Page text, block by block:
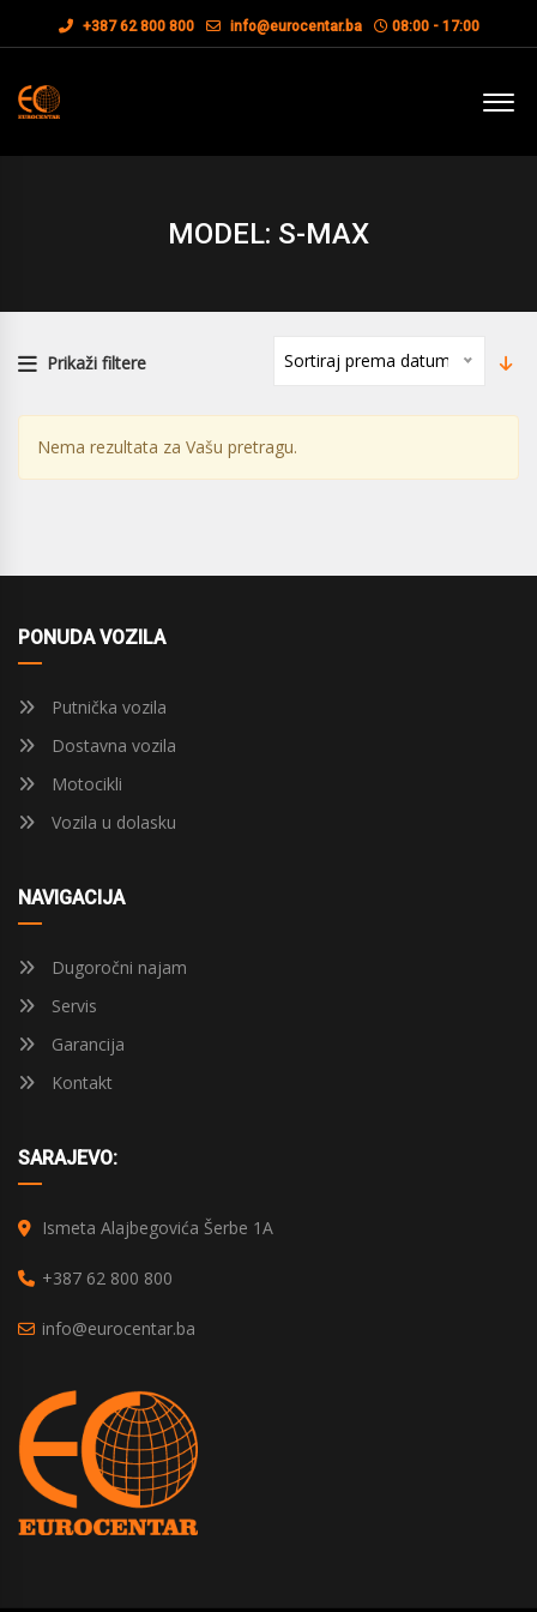
+387 62 800 800 info@eurocentar.ba 08:00 - 17:00
MODEL: S-MAX
Prikaži filtere Sortiraj prema datumu
Nema rezultata za Vašu pretragu.
PONUDA VOZILA
Putnička vozila
Dostavna vozila
Motocikli
Vozila u dolasku
NAVIGACIJA
Dugoročni najam
Servis
Garancija
Kontakt
SARAJEVO:
Ismeta Alajbegovića Šerbe 1A
+387 62 800 800
info@eurocentar.ba